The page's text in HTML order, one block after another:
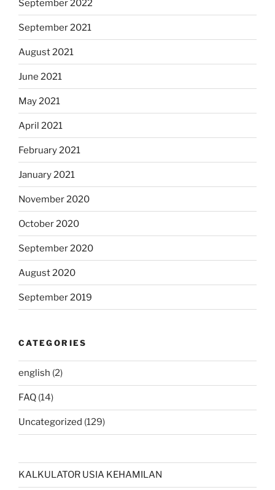
September 2022
September 2021
August 2021
June 2021
May 2021
April 2021
February 2021
January 2021
November 2020
October 2020
September 2020
August 2020
September 2019
CATEGORIES
english (2)
FAQ (14)
Uncategorized (129)
KALKULATOR USIA KEHAMILAN